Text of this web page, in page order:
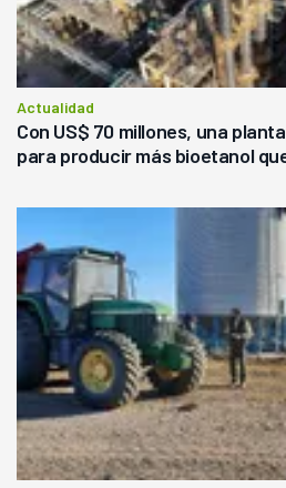
Actualidad
Con US$ 70 millones, una
para producir más bioetanol